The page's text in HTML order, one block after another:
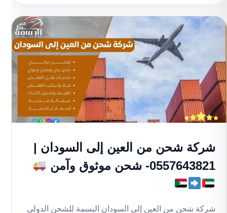
شركة شحن من العين إلى السودان |
0557643821- شحن موثوق وآمن
شركة شحن من العين إلى السودان البسمة للشحن الدولي